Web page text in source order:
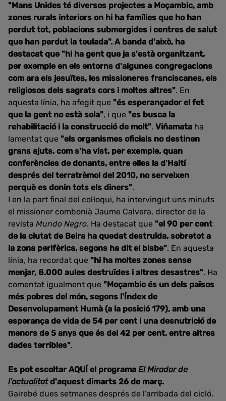
"Mans Unides té diversos projectes a Moçambic, amb
zones rurals interiors on hi ha famílies que ho han
perdut tot, poblacions submergides i centres de salut
que han perdut la teulada". A banda d'això, ha
destacat que "hi ha gent que ja s'està organitzant,
per exemple en els entorns d'algunes congregacions
com ara els jesuïtes, les missioneres franciscanes, els
religiosos dels sagrats cors i moltes altres". En
aquesta línia, ha afegit que "és esperançador el fet
que la gent no està sola", i que "es busca la
rehabilitació i la construcció de molt". Viñamata ha
lamentat que "els organismes oficials no destinen
grans ajuts, com s'ha vist, per exemple, quan
conferències de donants, entre elles la d'Haití
després del terratrèmol del 2010, no serveixen
perquè es donin tots els diners".
I en la part final del col·loqui, ha intervingut uns minuts
el missioner combonià Jaume Calvera, director de la
revista Mundo Negro. Ha destacat que "el 90 per cent
de la ciutat de Beira ha quedat destruïda, sobretot a
la zona perifèrica, segons ha dit el bisbe". En aquesta
línia, ha recordat que "hi ha moltes zones sense
menjar, 8.000 aules destruïdes i altres desastres". Ha
comentat igualment que "Moçambic és un dels països
més pobres del món, segons l'Índex de
Desenvolupament Humà (a la posició 179), amb una
esperança de vida de 54 per cent i una desnutrició de
menors de 5 anys que és del 42 per cent, entre altres
dades terribles".
Es pot escoltar AQUÍ el programa El Mirador de
l'actualitatd'aquest dimarts 26 de març.
Gairebé dues setmanes després de l’arribada del cicló,